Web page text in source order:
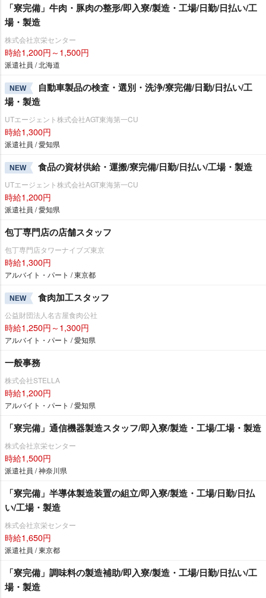
「寮完備」牛肉・豚肉の整形/即入寮/製造・工場/日勤/日払い/工
場・製造
株式会社京栄センター
時給1,200円～1,500円
派遣社員 / 北海道
NEW
自動車製品の検査・選別・洗浄/寮完備/日勤/日払い/工
場・製造
UTエージェント株式会社AGT東海第一CU
時給1,300円
派遣社員 / 愛知県
NEW 食品の資材供給・運搬/寮完備/日勤/日払い/工場・製造
UTエージェント株式会社AGT東海第一CU
時給1,200円
派遣社員 / 愛知県
包丁専門店の店舗スタッフ
包丁専門店タワーナイブズ東京
時給1,300円
アルバイト・パート / 東京都
NEW 食肉加工スタッフ
公益財団法人名古屋食肉公社
時給1,250円～1,300円
アルバイト・パート / 愛知県
一般事務
株式会社STELLA
時給1,200円
アルバイト・パート / 愛知県
「寮完備」通信機器製造スタッフ/即入寮/製造・工場/工場・製造
株式会社京栄センター
時給1,500円
派遣社員 / 神奈川県
「寮完備」半導体製造装置の組立/即入寮/製造・工場/日勤/日払
い/工場・製造
株式会社京栄センター
時給1,650円
派遣社員 / 東京都
「寮完備」調味料の製造補助/即入寮/製造・工場/日勤/日払い/工
場・製造